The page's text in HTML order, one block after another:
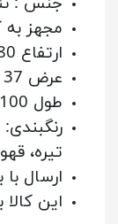
مجهز
ارتفاع 180 سانتی متر
عرض 37 سانتی متر
طول 100 سانتی متر
تیره،
ارسال
این